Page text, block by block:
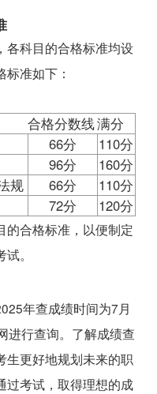
各科目的合格标准均设
准如下：
合格分数线满分
66分
110分
96分
160分
规
66分
110分
72分 120分
的合格标准，以便制定
。
年查成绩时间为7月
进行查询。了解成绩查
生更好地规划未来的职
过考试，取得理想的成